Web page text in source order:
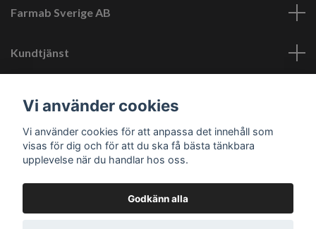
Farmab Sverige AB
Kundtjänst
Sociala medier
Vi använder cookies
Vi använder cookies för att anpassa det innehåll som
visas för dig och för att du ska få bästa tänkbara
upplevelse när du handlar hos oss.
Godkänn alla